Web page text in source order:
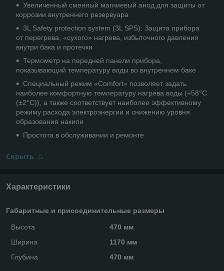
Увеличенный сменный магниевый анод для защиты от
коррозии внутреннего резервуара
3L Safety protection system (3L SPS): Защита прибора
от перегрева, «сухого» нагрева, избыточного давления
внутри бака и протечки
Термометр на передней панели прибора,
показывающий температуру воды во внутреннем баке
Специальный режим «Comfort» позволяет задать
наиболее комфортную температуру нагрева воды (+58°С
(±2°С)), а также соответствует наиболее эффективному
режиму расхода электроэнергии и снижению уровня
образования накипи
Простота в обслуживании и ремонте
Скрыть
Характеристики
Габаритные и присоединительные размеры
Высота
470 мм
Ширина
1170 мм
Глубина
470 мм